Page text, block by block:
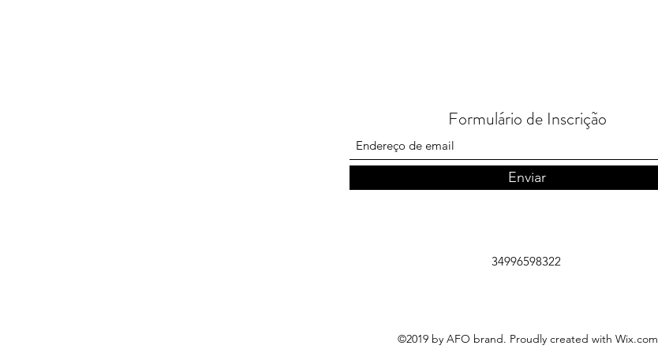
Formulário de Inscrição
Enviar
34996598322
©2019 by AFO brand. Proudly created with Wix.com